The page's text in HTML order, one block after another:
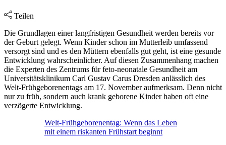
Teilen
Die Grundlagen einer langfristigen Gesundheit werden bereits vor
der Geburt gelegt. Wenn Kinder schon im Mutterleib umfassend
versorgt sind und es den Müttern ebenfalls gut geht, ist eine gesunde
Entwicklung wahrscheinlicher. Auf diesen Zusammenhang machen
die Experten des Zentrums für feto-neonatale Gesundheit am
Universitätsklinikum Carl Gustav Carus Dresden anlässlich des
Welt-Frühgeborenentags am 17. November aufmerksam. Denn nicht
nur zu früh, sondern auch krank geborene Kinder haben oft eine
verzögerte Entwicklung.
Welt-Frühgeborenentag: Wenn das Leben
mit einem riskanten Frühstart beginnt